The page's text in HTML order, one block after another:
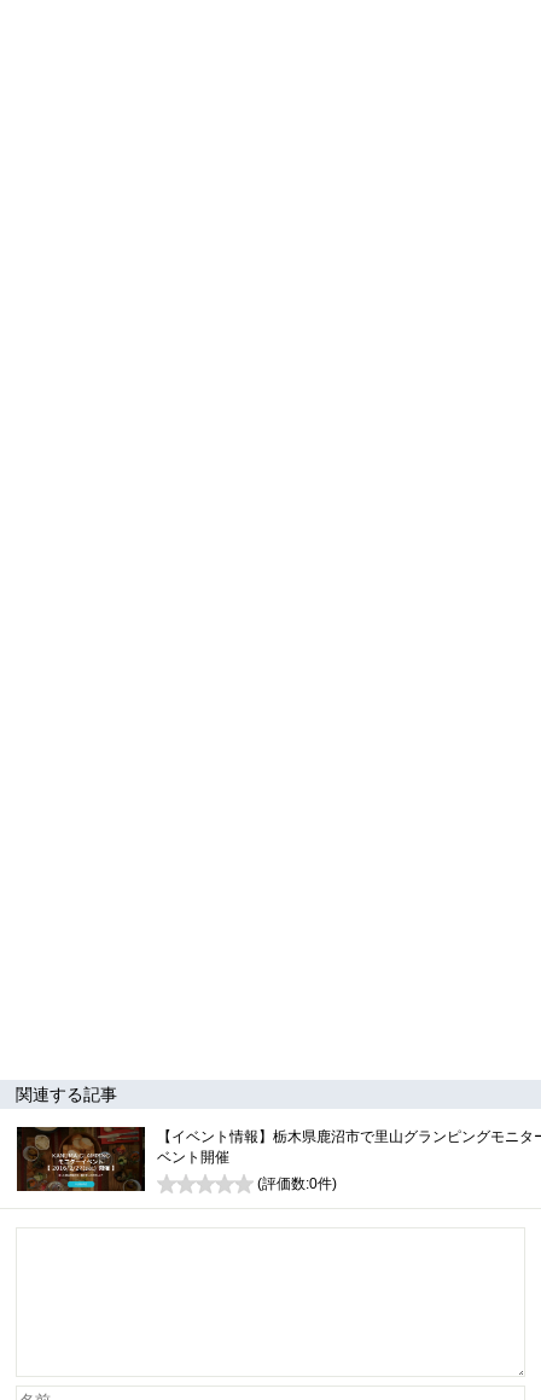
関連する記事
【イベント情報】栃木県鹿沼市で里山グランピングモニタ
ベント開催
(評価数:0件)